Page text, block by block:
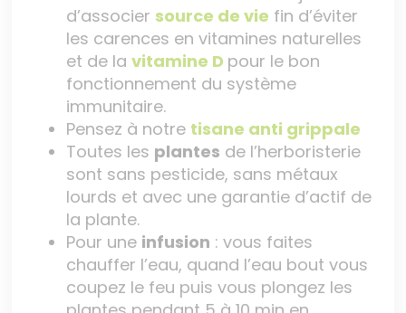
d’associer source de vie fin d’éviter
les carences en vitamines naturelles
et de lavitamine D pour le bon
fonctionnement du système
immunitaire.
Pensez à notre tisane anti grippale
Toutes les plantes de l’herboristerie
sont sans pesticide, sans métaux
lourds et avec une garantie d’actif de
la plante.
Pour une infusion : vous faites
chauffer l’eau, quand l’eau bout vous
coupez le feu puis vous plongez les